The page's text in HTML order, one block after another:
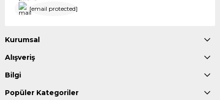
[email protected]
Kurumsal
Alışveriş
Bilgi
Popüler Kategoriler